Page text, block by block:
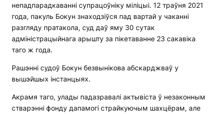
непадпарадкаванні супрацоўніку міліцыі. 12 траўня 2021
года, пакуль Бокун знаходзіўся пад вартай у чаканні
разгляду пратакола, суд даў яму 30 сутак
адміністрацыйнага арышту за пікетаванне 23 сакавіка
таго ж года.
Рашэнні судоў Бокун безвынікова абскарджваў у
вышэйшых інстанцыях.
Акрамя таго, улады падазравалі актывіста ў незаконным
стварэнні фонду дапамогі страйкуючым шахцёрам, але